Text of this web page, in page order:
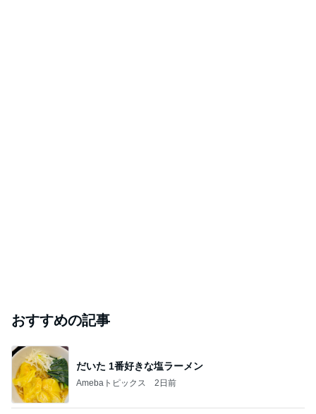
おすすめの記事
だいた 1番好きな塩ラーメン
Amebaトピックス 2日前